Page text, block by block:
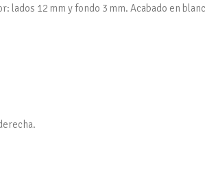
lados 12 mm y fondo 3 mm. Acabado en